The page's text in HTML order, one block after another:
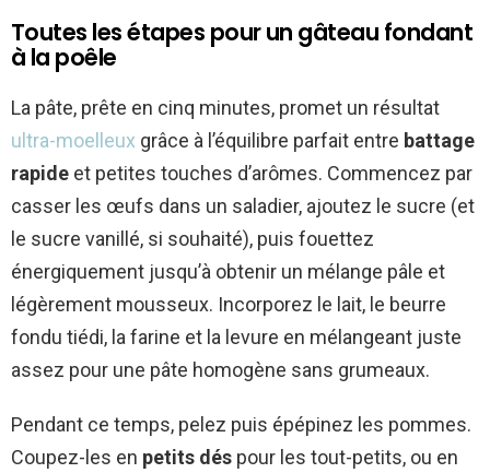
Toutes les étapes pour un gâteau fondant
à la poêle
La pâte, prête en cinq minutes, promet un résultat
ultra-moelleux grâce à l’équilibre parfait entre battage
rapide et petites touches d’arômes. Commencez par
casser les œufs dans un saladier, ajoutez le sucre (et
le sucre vanillé, si souhaité), puis fouettez
énergiquement jusqu’à obtenir un mélange pâle et
légèrement mousseux. Incorporez le lait, le beurre
fondu tiédi, la farine et la levure en mélangeant juste
assez pour une pâte homogène sans grumeaux.
Pendant ce temps, pelez puis épépinez les pommes.
Coupez-les en petits dés pour les tout-petits, ou en